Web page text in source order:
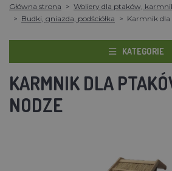
Główna strona
Woliery dla ptaków,
Budki, gniazda, podściółka
Karmnik
KATEGORIE
KARMNIK DLA
NODZE